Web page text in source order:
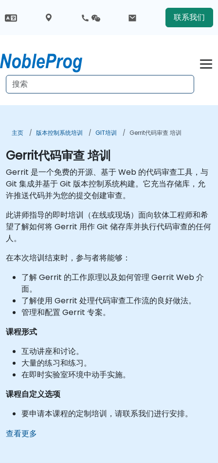
联系我们
主页 版本控制系统培训 GIT培训 Gerrit代码审查 培训
Gerrit代码审查 培训
Gerrit 是一个免费的开源、基于 Web 的代码审查工具，与
Git 集成并基于 Git 版本控制系统构建。它充当存储库，允
许推送代码并为您的提交创建审查。
此讲师指导的即时培训（在线或现场）面向软体工程师和希
望了解如何将 Gerrit 用作 Git 储存库并执行代码审查的任何
人。
在本次培训结束时，参与者将能够：
了解 Gerrit 的工作原理以及如何管理 Gerrit Web 介
面。
了解使用 Gerrit 处理代码审查工作流的良好做法。
管理和配置 Gerrit 专案。
课程形式
互动讲座和讨论。
大量的练习和练习。
在即时实验室环境中动手实施。
课程自定义选项
要申请本课程的定制培训，请联系我们进行安排。
查看更多